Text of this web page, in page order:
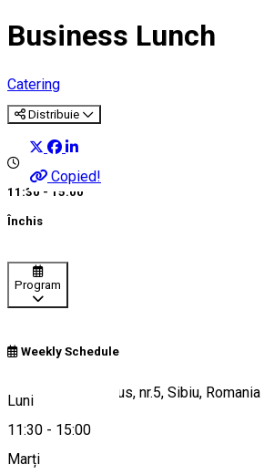
Business Lunch
Catering
Distribuie
Copied!
11:30 - 15:00
Închis
Program
Weekly Schedule
Luni
11:30 - 15:00
Marți
str. Nicolaus Olahus, nr.5, Sibiu, Romania
Hartă